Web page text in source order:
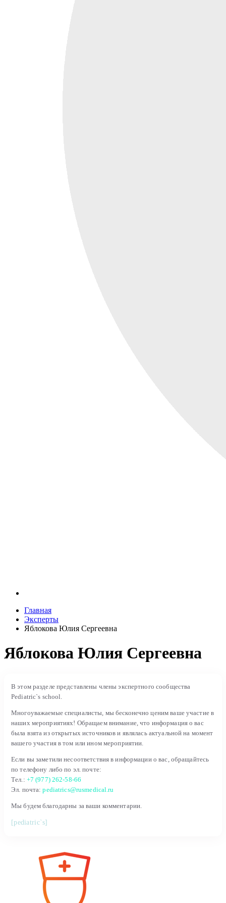
Главная
Эксперты
Яблокова Юлия Сергеевна
Яблокова Юлия Сергеевна
В этом разделе представлены члены экспертного сообщества
Pediatric`s school.
Многоуважаемые специалисты, мы бесконечно ценим ваше участие в
наших мероприятиях! Обращаем внимание, что информация о вас
была взята из открытых источников и являлась актуальной на момент
вашего участия в том или ином мероприятии.
Если вы заметили несоответствия в информации о вас, обращайтесь
по телефону либо по эл. почте:
Тел.: +7 (977) 262-58-66
Эл. почта:pediatrics@rusmedical.ru
Мы будем благодарны за ваши комментарии.
[pediatric`s]